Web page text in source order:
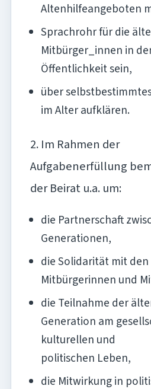
Altenhilfeangeboten
Sprachrohr für die
Mitbürger_innen in
Öffentlichkeit sein,
über
im Alter aufklären.
2. Im Rahmen der
Aufgabenerfüllung
der Beirat u.a. um:
die Partnerschaft
Generationen,
die Solidarität mit
Mitbürgerinnen und
die Teilnahme der
Generation am
kulturellen und
politischen Leben,
die Mitwirkung in